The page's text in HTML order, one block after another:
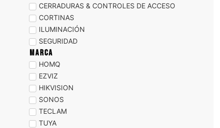
CERRADURAS & CONTROLES DE ACCESO
CORTINAS
ILUMINACIÓN
SEGURIDAD
Marca
HOMQ
EZVIZ
HIKVISION
SONOS
TECLAM
TUYA